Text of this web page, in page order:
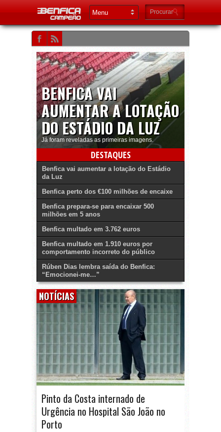
BENFICA VAI
AUMENTAR A LOTAÇÃO
DO ESTÁDIO DA LUZ
Já foram reveladas as primeiras imagens.
DESTAQUES
Benfica vai aumentar a lotação do Estádio
da Luz
Benfica perto dos €100 milhões de encaixe
Benfica prepara-se para encaixar 500
milhões em 5 anos
Benfica multado em 3.762 euros
Benfica multado em 1.910 euros por
comportamento incorreto do público
Rúben Dias lembra saída do Benfica:
“Emocionei-me…”
NOTÍCIAS
Pinto da Costa internado de
Urgência no Hospital São João no
Porto